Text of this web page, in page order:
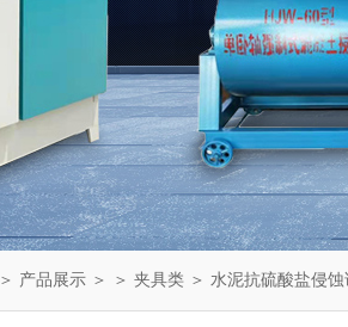
＞ 产品展示 ＞ ＞ 夹具类 ＞ 水泥抗硫酸盐侵